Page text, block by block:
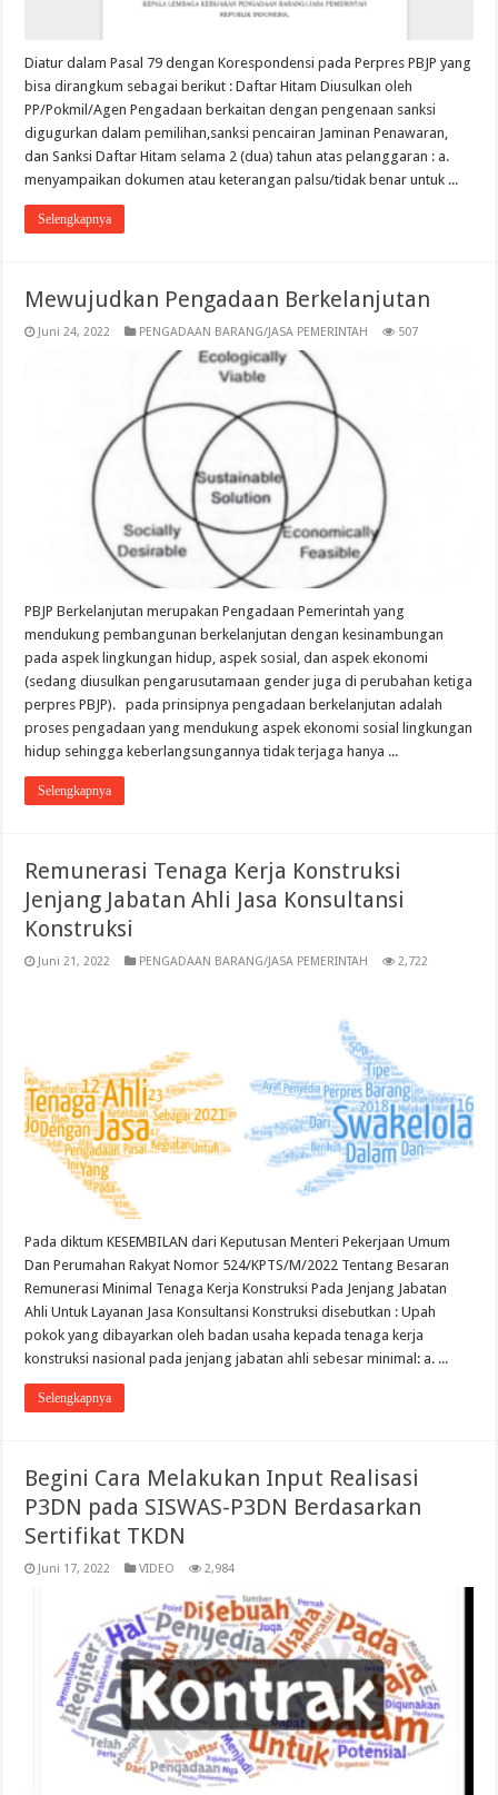
Diatur dalam Pasal 79 dengan Korespondensi pada Perpres PBJP yang
bisa dirangkum sebagai berikut : Daftar Hitam Diusulkan oleh
PP/Pokmil/Agen Pengadaan berkaitan dengan pengenaan sanksi
digugurkan dalam pemilihan,sanksi pencairan Jaminan Penawaran,
dan Sanksi Daftar Hitam selama 2 (dua) tahun atas pelanggaran : a.
menyampaikan dokumen atau keterangan palsu/tidak benar untuk ...
Selengkapnya
Mewujudkan Pengadaan Berkelanjutan
Juni 24, 2022 PENGADAAN BARANG/JASA PEMERINTAH 507
PBJP Berkelanjutan merupakan Pengadaan Pemerintah yang
mendukung pembangunan berkelanjutan dengan kesinambungan
pada aspek lingkungan hidup, aspek sosial, dan aspek ekonomi
(sedang diusulkan pengarusutamaan gender juga di perubahan ketiga
perpres PBJP). pada prinsipnya pengadaan berkelanjutan adalah
proses pengadaan yang mendukung aspek ekonomi sosial lingkungan
hidup sehingga keberlangsungannya tidak terjaga hanya ...
Selengkapnya
Remunerasi Tenaga Kerja Konstruksi
Jenjang Jabatan Ahli Jasa Konsultansi
Konstruksi
Juni 21, 2022 PENGADAAN BARANG/JASA PEMERINTAH 2,722
Pada diktum KESEMBILAN dari Keputusan Menteri Pekerjaan Umum
Dan Perumahan Rakyat Nomor 524/KPTS/M/2022 Tentang Besaran
Remunerasi Minimal Tenaga Kerja Konstruksi Pada Jenjang Jabatan
Ahli Untuk Layanan Jasa Konsultansi Konstruksi disebutkan : Upah
pokok yang dibayarkan oleh badan usaha kepada tenaga kerja
konstruksi nasional pada jenjang jabatan ahli sebesar minimal: a. ...
Selengkapnya
Begini Cara Melakukan Input Realisasi
P3DN pada SISWAS-P3DN Berdasarkan
Sertifikat TKDN
Juni 17, 2022 VIDEO 2,984